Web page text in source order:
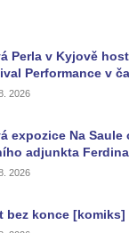
na Křížovém vrchu ve
ve Sloupu v Čechách
na Chřibské Kamenici
v Rumburku
u Tisové
Cyrila a Metoděje v
Perla v Kyjově
Performance v
2026
expozice Na
adjunkta
2026
bez konce [komiks]